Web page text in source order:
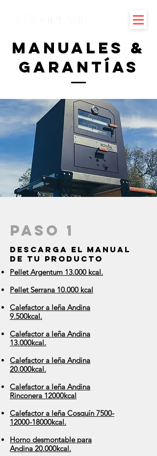
Manuales &
GARANtías
Paso 1
Descarga el manual
de tu producto
Pellet Argentum 13.000 kcal.
Pellet Serrana 10.000 kcal
Calefactor a leña Andina
9.500kcal.
Calefactor a leña Andina
13.000kcal.
Calefactor a leña Andina
20.000kcal.
Calefactor a leña Andina
Rinconera 12000kcal
Calefactor a leña Cosquín 7500-
12000-18000kcal.
Horno desmontable para
Andina 20.000kcal.